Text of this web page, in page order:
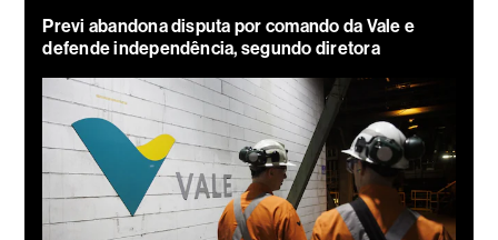
Previ abandona disputa por comando da Vale e
defende independência, segundo diretora